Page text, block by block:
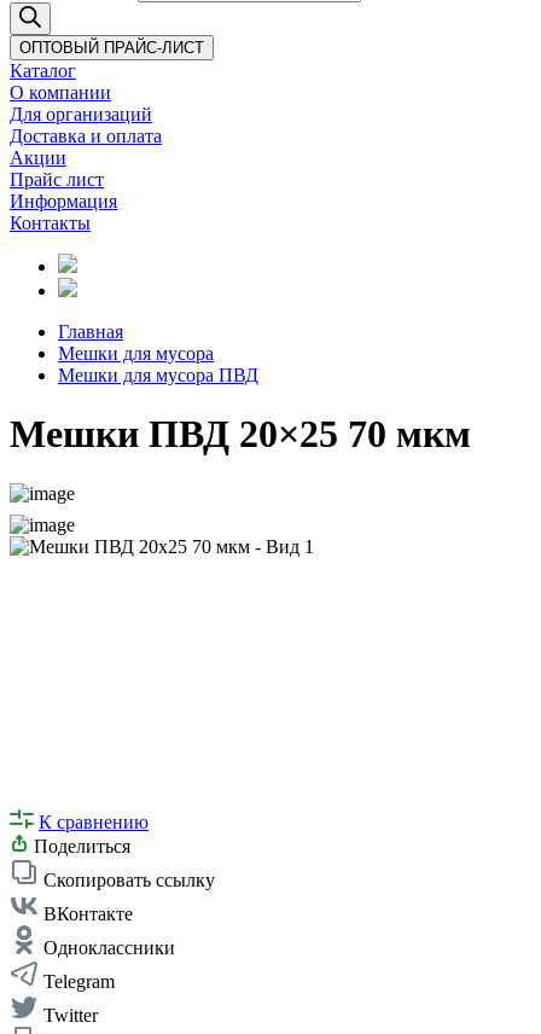
ОПТОВЫЙ ПРАЙС-ЛИСТ
Каталог
О компании
Для организаций
Доставка и оплата
Акции
Прайс лист
Информация
Контакты
Главная
Мешки для мусора
Мешки для мусора ПВД
Мешки ПВД 20×25 70 мкм
К сравнению
Поделиться
Скопировать ссылку
ВКонтакте
Одноклассники
Telegram
Twitter